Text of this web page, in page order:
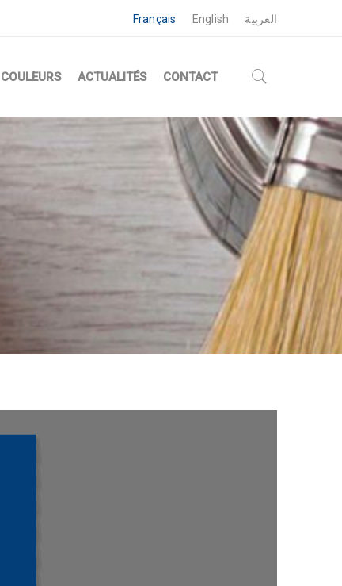
Français English العربية
ACTUALITÉS CONTACT